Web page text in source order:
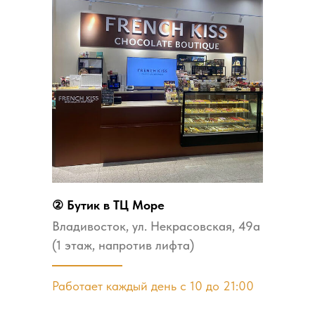
② Бутик в ТЦ Море
Владивосток, ул. ​Некрасовская, 49а
(1 этаж, напротив лифта)
Работает каждый день с 10 до 21:00